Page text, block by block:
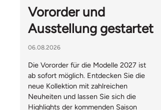
Vororder und
Ausstellung gestartet
06.08.2026
Die Vororder für die Modelle 2027 ist
ab sofort möglich. Entdecken Sie die
neue Kollektion mit zahlreichen
Neuheiten und lassen Sie sich die
Highlights der kommenden Saison